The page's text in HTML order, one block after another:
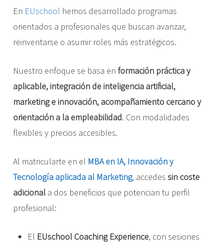
En EUschool hemos desarrollado programas
orientados a profesionales que buscan avanzar,
reinventarse o asumir roles más estratégicos.
Nuestro enfoque se basa en formación práctica y
aplicable, integración de inteligencia artificial,
marketing e innovación, acompañamiento cercano y
orientación a la empleabilidad. Con modalidades
flexibles y precios accesibles.
Al matricularte en el MBA en IA, Innovación y
Tecnología aplicada al Marketing, accedes sin coste
adicionala dos beneficios que potencian tu perfil
profesional:
El EUschool Coaching Experience, con sesiones